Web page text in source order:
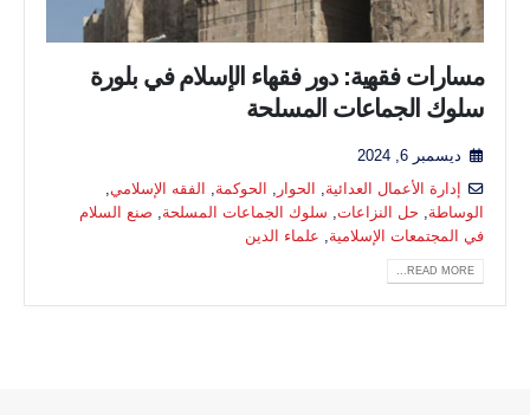
مسارات فقهية: دور فقهاء الإسلام في بلورة
سلوك الجماعات المسلحة
ديسمبر 6, 2024
إدارة الأعمال العدائية, الحوار , الحوكمة, الفقه الإسلامي,
الوساطة, حل النزاعات, سلوك الجماعات المسلحة, صنع السلام
في المجتمعات الإسلامية, علماء الدين
READ MORE...